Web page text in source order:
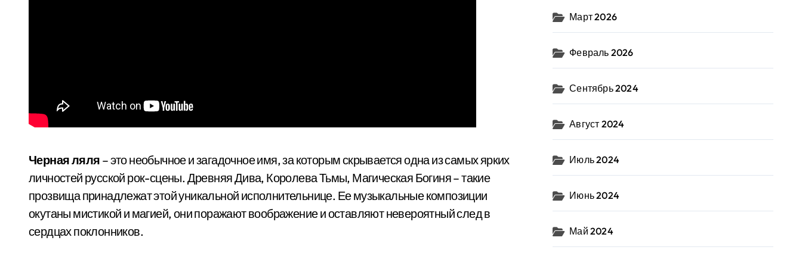
Черная ляля – это необычное и загадочное имя, за которым скрывается одна из самых ярких
личностей русской рок-сцены. Древняя Дива, Королева Тьмы, Магическая Богиня – такие
прозвища принадлежат этой уникальной исполнительнице. Ее музыкальные композиции
окутаны мистикой и магией, они поражают воображение и оставляют невероятный след в
сердцах поклонников.
Март 2026
Февраль 2026
Сентябрь 2024
Август 2024
Июль 2024
Июнь 2024
Май 2024